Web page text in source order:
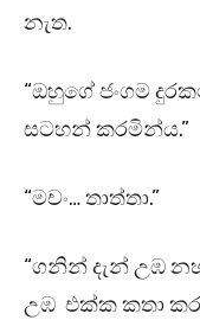
නැත.
“ඔහුගේ ජංගම
සටහන් කරමින්ය.”
“මචං… තාත්තා.”
“ගනින් දැන් උඹ
උඹ එක්ක කතා